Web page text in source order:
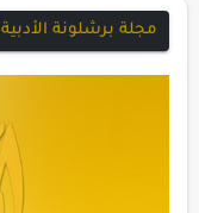
مجلة برشلونة الأدبية pdf